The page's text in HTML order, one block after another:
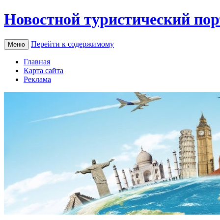
Новостной туристический
Меню Перейти к содержимому
Главная
Карта сайта
Реклама